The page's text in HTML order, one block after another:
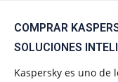
COMPRAR
SOLUCIONES
Kaspersky es uno de